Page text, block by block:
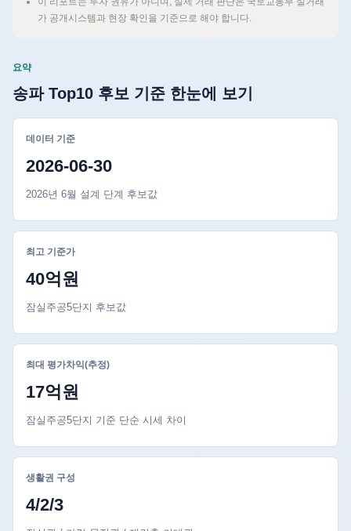
가 공개시스템과 현장 확인을 기준으로 해야 합니다.
요약
송파 Top10 후보 기준 한눈에 보기
데이터 기준
2026-06-30
2026년 6월 설계 단계 후보값
최고 기준가
40억원
잠실주공5단지 후보값
최대 평가차익(추정)
17억원
잠실주공5단지 기준 단순 시세 차이
생활권 구성
4/2/3